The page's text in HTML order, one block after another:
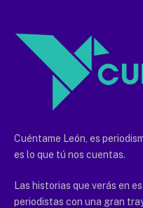
Cuéntame León, es
es lo que tú nos cuentas.
Las historias que verás en
periodistas con una gran